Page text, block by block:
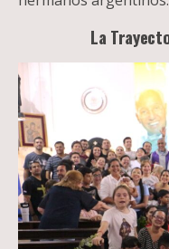
La